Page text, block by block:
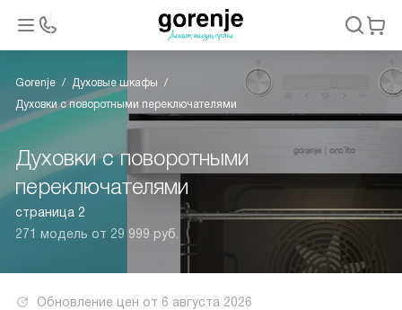
Gorenje
Духовые шкафы
Духовки с поворотными переключателями
Духовки с поворотными
переключателями
страница 2
271 модель от 29 999 руб.
Обновление цен от 6 августа 2026